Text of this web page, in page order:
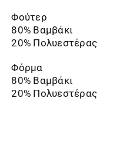
Φούτερ
80% Βαμβάκι
20% Πολυεστέρας
Φόρμα
80% Βαμβάκι
20% Πολυεστέρας